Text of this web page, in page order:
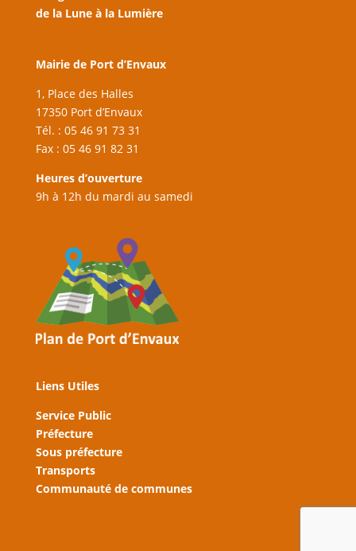
de la Lune à la Lumière
Mairie de Port d’Envaux
1, Place des Halles
17350 Port d’Envaux
Tél. : 05 46 91 73 31
Fax : 05 46 91 82 31
Heures d’ouverture
9h à 12h du mardi au samedi
Liens Utiles
Service Public
Préfecture
Sous préfecture
Transports
Communauté de communes